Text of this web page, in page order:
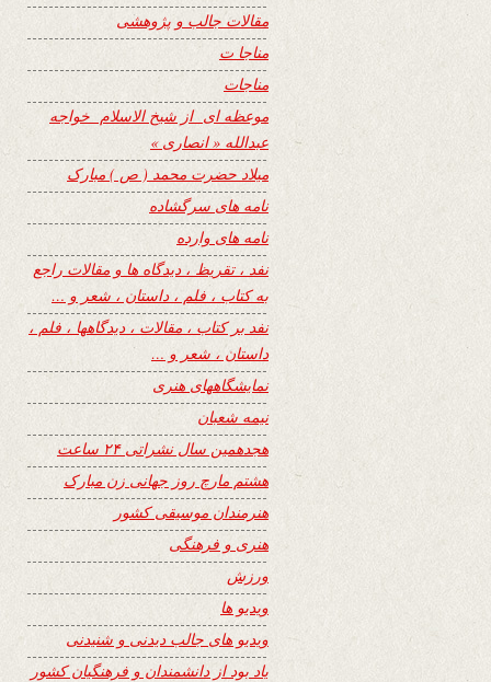
مقالات جالب و پژوهشی
مناجا ت
مناجات
موعظه ای از شیخ الاسلام خواجه
عبدالله « انصاری »
میلاد حضرت محمد ( ص ) مبارک
نامه های سرگشاده
نامه های وارده
نفد ، تقریظ ، دیدگاه ها و مقالات راجع
به کتاب ، فلم ، داستان ، شعر و …
نفد بر کتاب ، مقالات ، دیدگاهها ، فلم ،
داستان ، شعر و …
نمایشگاههای هنری
نیمه شعبان
هجدهمین سال نشراتی ۲۴ ساعت
هشتم مارچ روز جهانی زن مبارک
هنرمندان موسیقی کشور
هنری و فرهنگی
ورزش
ویدیو ها
ویدیو های جالب دیدنی و شنیدنی
یاد بود از دانشمندان و فرهنگیان کشور